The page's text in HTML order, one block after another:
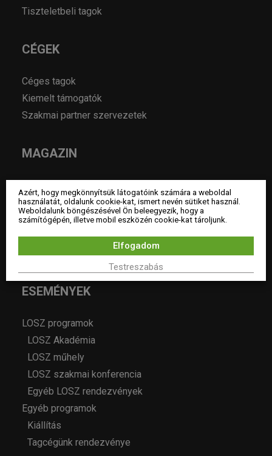
Tiszteletbeli tagok
CÉGEK
Céges tagok
Kiemelt támogatók
Szakmai partner szervezetek
MAGAZIN
Év lakberendezője pályázatok
Pályázatok
Álláshirdetés
Archívum
ESEMÉNYEK
LOSZ programok
LOSZ Akadémia
LOSZ műhely
LOSZ szakmai konferencia
Egyéb LOSZ rendezvények
Egyéb programok
Kiállítás
Tagcégünk rendezvénye
Azért, hogy megkönnyítsük látogatóink számára a weboldal
használatát, oldalunk cookie-kat, ismert nevén sütiket használ.
Weboldalunk böngészésével Ön beleegyezik, hogy a
számítógépén, illetve mobil eszközén cookie-kat tároljunk.
Testreszabás
Elfogadom